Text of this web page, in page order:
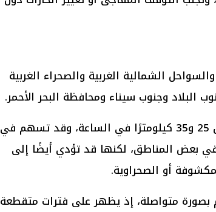
الشمالية الغربية والصحراء الغربية
البلاد وجنوب سيناء ومحافظة البحر الأحمر.
وتتراوح سرعات الرياح المتوقعة بين 25 و35 كيلومترًا في الساعة، وقد تسهم في
بعض المناطق، لكنها قد تؤدي أيضًا إلى
أو الصحراوية.
بصورة متواصلة، إذ يظهر على فترات متقطعة